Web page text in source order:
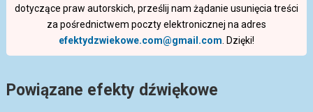
dotyczące praw autorskich, prześlij nam żądanie usunięcia treści
za pośrednictwem poczty elektronicznej na adres
efektydzwiekowe.com@gmail.com . Dzięki!
Powiązane efekty dźwiękowe